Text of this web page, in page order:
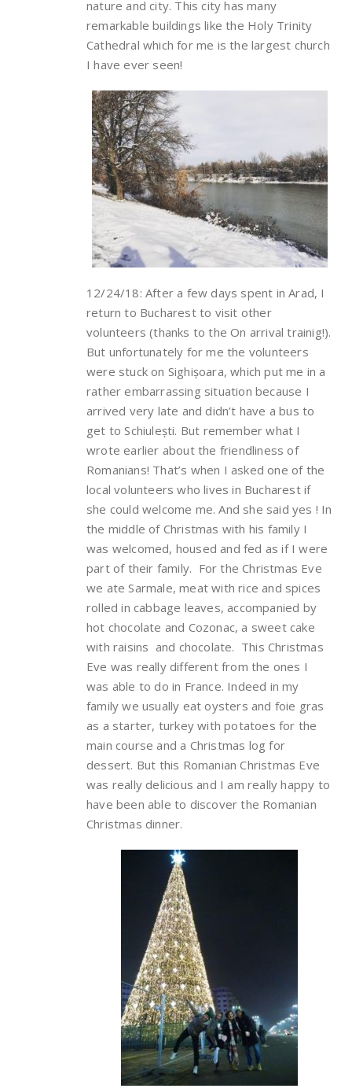
nature and city. This city has many
remarkable buildings like the Holy Trinity
Cathedral which for me is the largest church
I have ever seen!
12/24/18: After a few days spent in Arad, I
return to Bucharest to visit other
volunteers (thanks to the On arrival trainig!).
But unfortunately for me the volunteers
were stuck on Sighișoara, which put me in a
rather embarrassing situation because I
arrived very late and didn’t have a bus to
get to Schiulești. But remember what I
wrote earlier about the friendliness of
Romanians! That’s when I asked one of the
local volunteers who lives in Bucharest if
she could welcome me. And she said yes ! In
the middle of Christmas with his family I
was welcomed, housed and fed as if I were
part of their family. For the Christmas Eve
we ate Sarmale, meat with rice and spices
rolled in cabbage leaves, accompanied by
hot chocolate and Cozonac, a sweet cake
with raisins and chocolate. This Christmas
Eve was really different from the ones I
was able to do in France. Indeed in my
family we usually eat oysters and foie gras
as a starter, turkey with potatoes for the
main course and a Christmas log for
dessert. But this Romanian Christmas Eve
was really delicious and I am really happy to
have been able to discover the Romanian
Christmas dinner.